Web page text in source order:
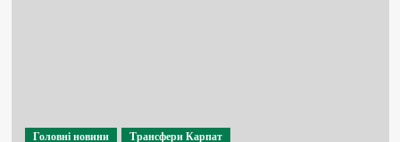
Головні новини Трансфери Карпат